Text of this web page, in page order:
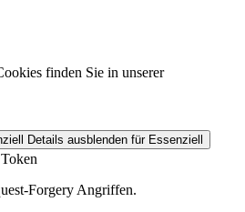
finden Sie in unserer
Details ausblenden für Essenziell
Forgery Angriffen.